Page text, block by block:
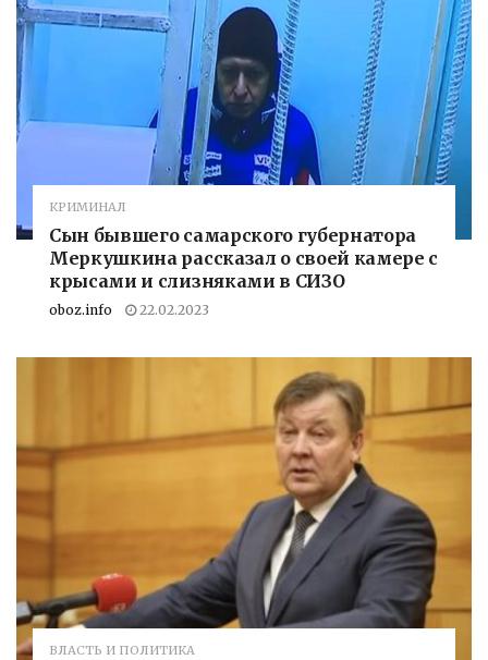
КРИМИНАЛ
Сын бывшего самарского губернатора
Меркушкина рассказал о своей камере с
крысами и слизняками в СИЗО
oboz.info 22.02.2023
ВЛАСТЬ И ПОЛИТИКА